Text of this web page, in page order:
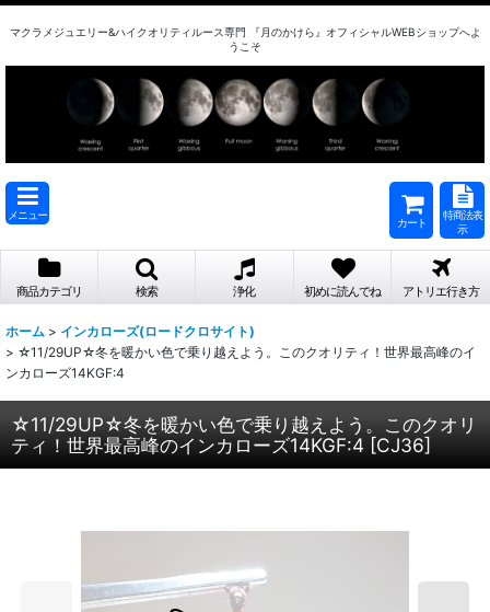
マクラメジュエリー&ハイクオリティルース専門 『月のかけら』オフィシャルWEBショップへよ
うこそ
メニュー
カート
特商法表
示
商品カテゴリ 検索 浄化 初めに読んでね アトリエ行き方
ホーム > インカローズ(ロードクロサイト)
> ☆11/29UP☆冬を暖かい色で乗り越えよう。このクオリティ！世界最高峰のイ
ンカローズ14KGF:4
☆11/29UP☆冬を暖かい色で乗り越えよう。このクオリ
ティ！世界最高峰のインカローズ14KGF:4 [CJ36]